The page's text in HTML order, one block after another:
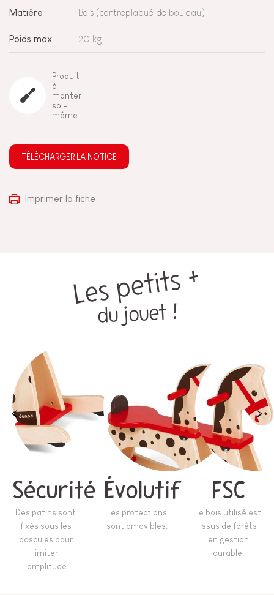
Matière Bois (contreplaqué de bouleau)
Poids max. 20 kg
Produit
à
monter
soi-
même
TÉLÉCHARGER LA NOTICE
Imprimer la fiche
Les petits +
du jouet !
Sécurité
Des patins sont
fixés sous les
bascules pour
limiter
l'amplitude.
Évolutif
Les protections
sont amovibles.
FSC
Le bois utilisé est
issus de forêts
en gestion
durable.